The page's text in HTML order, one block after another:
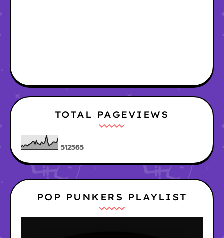
TOTAL PAGEVIEWS
512565
POP PUNKERS PLAYLIST